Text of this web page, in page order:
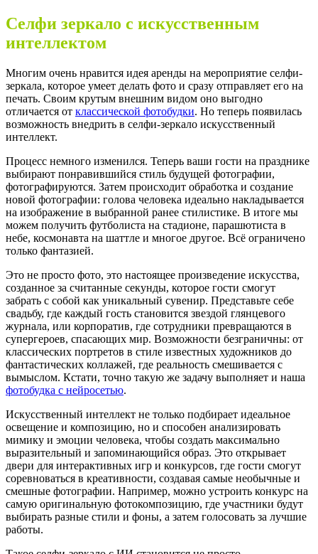
Селфи зеркало с искусственным
интеллектом
Многим очень нравится идея аренды на мероприятие селфи-
зеркала, которое умеет делать фото и сразу отправляет его на
печать. Своим крутым внешним видом оно выгодно
отличается от классической фотобудки. Но теперь появилась
возможность внедрить в селфи-зеркало искусственный
интеллект.
Процесс немного изменился. Теперь ваши гости на празднике
выбирают понравившийся стиль будущей фотографии,
фотографируются. Затем происходит обработка и создание
новой фотографии: голова человека идеально накладывается
на изображение в выбранной ранее стилистике. В итоге мы
можем получить футболиста на стадионе, парашютиста в
небе, космонавта на шаттле и многое другое. Всё ограничено
только фантазией.
Это не просто фото, это настоящее произведение искусства,
созданное за считанные секунды, которое гости смогут
забрать с собой как уникальный сувенир. Представьте себе
свадьбу, где каждый гость становится звездой глянцевого
журнала, или корпоратив, где сотрудники превращаются в
супергероев, спасающих мир. Возможности безграничны: от
классических портретов в стиле известных художников до
фантастических коллажей, где реальность смешивается с
вымыслом. Кстати, точно такую же задачу выполняет и наша
фотобудка с нейросетью.
Искусственный интеллект не только подбирает идеальное
освещение и композицию, но и способен анализировать
мимику и эмоции человека, чтобы создать максимально
выразительный и запоминающийся образ. Это открывает
двери для интерактивных игр и конкурсов, где гости смогут
соревноваться в креативности, создавая самые необычные и
смешные фотографии. Например, можно устроить конкурс на
самую оригинальную фотокомпозицию, где участники будут
выбирать разные стили и фоны, а затем голосовать за лучшие
работы.